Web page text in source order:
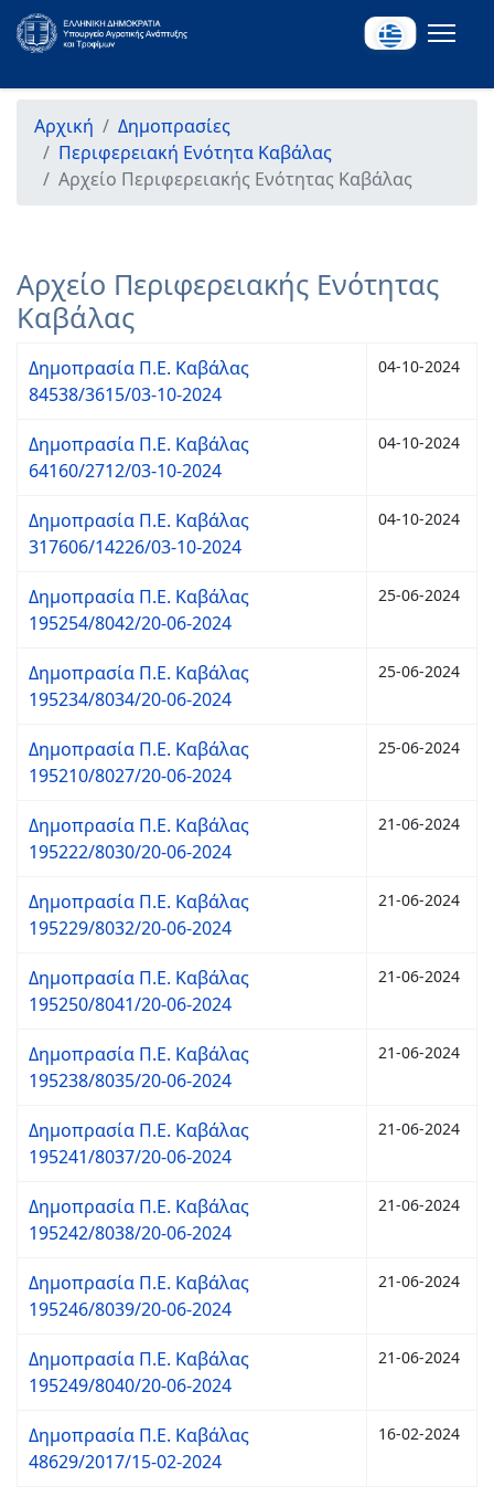
Αρχική
Δημοπρασίες
Περιφερειακή Ενότητα Καβάλας
Αρχείο Περιφερειακής Ενότητας Καβάλας
Αρχείο Περιφερειακής Ενότητας
Καβάλας
Δημοπρασία Π.Ε. Καβάλας
84538/3615/03-10-2024
04-10-2024
Δημοπρασία Π.Ε. Καβάλας
64160/2712/03-10-2024
04-10-2024
Δημοπρασία Π.Ε. Καβάλας
317606/14226/03-10-2024
04-10-2024
Δημοπρασία Π.Ε. Καβάλας
195254/8042/20-06-2024
25-06-2024
Δημοπρασία Π.Ε. Καβάλας
195234/8034/20-06-2024
25-06-2024
Δημοπρασία Π.Ε. Καβάλας
195210/8027/20-06-2024
25-06-2024
Δημοπρασία Π.Ε. Καβάλας
195222/8030/20-06-2024
21-06-2024
Δημοπρασία Π.Ε. Καβάλας
195229/8032/20-06-2024
21-06-2024
Δημοπρασία Π.Ε. Καβάλας
195250/8041/20-06-2024
21-06-2024
Δημοπρασία Π.Ε. Καβάλας
195238/8035/20-06-2024
21-06-2024
Δημοπρασία Π.Ε. Καβάλας
195241/8037/20-06-2024
21-06-2024
Δημοπρασία Π.Ε. Καβάλας
195242/8038/20-06-2024
21-06-2024
Δημοπρασία Π.Ε. Καβάλας
195246/8039/20-06-2024
21-06-2024
Δημοπρασία Π.Ε. Καβάλας
195249/8040/20-06-2024
21-06-2024
Δημοπρασία Π.Ε. Καβάλας
48629/2017/15-02-2024
16-02-2024